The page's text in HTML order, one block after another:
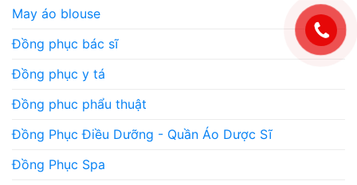
May áo blouse
Đồng phục bác sĩ
Đồng phục y tá
Đồng phuc phẩu thuật
Đồng Phục Điều Dưỡng - Quần Áo Dược Sĩ
Đồng Phục Spa